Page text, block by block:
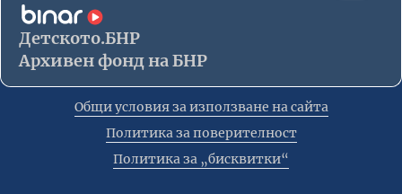
Детското.БНР
Архивен фонд на БНР
Общи условия за използване на сайта
Политика за поверителност
Политика за „бисквитки“